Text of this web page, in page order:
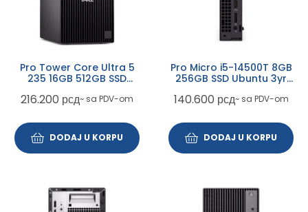
Pro Tower Core Ultra 5
235 16GB 512GB SSD
ProSupport
216.200 рсд~ sa PDV-om
DODAJ U KORPU
Pro Micro i5-14500T 8GB
256GB SSD Ubuntu 3yr
140.600 рсд~ sa PDV-om
DODAJ U KORPU